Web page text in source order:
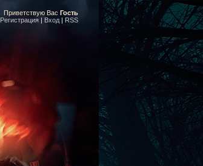
Приветствую Вас Гость
Регистрация | Вход | RSS